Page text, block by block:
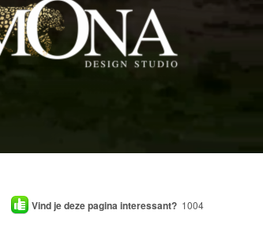
Vind je deze pagina interessant? 1004